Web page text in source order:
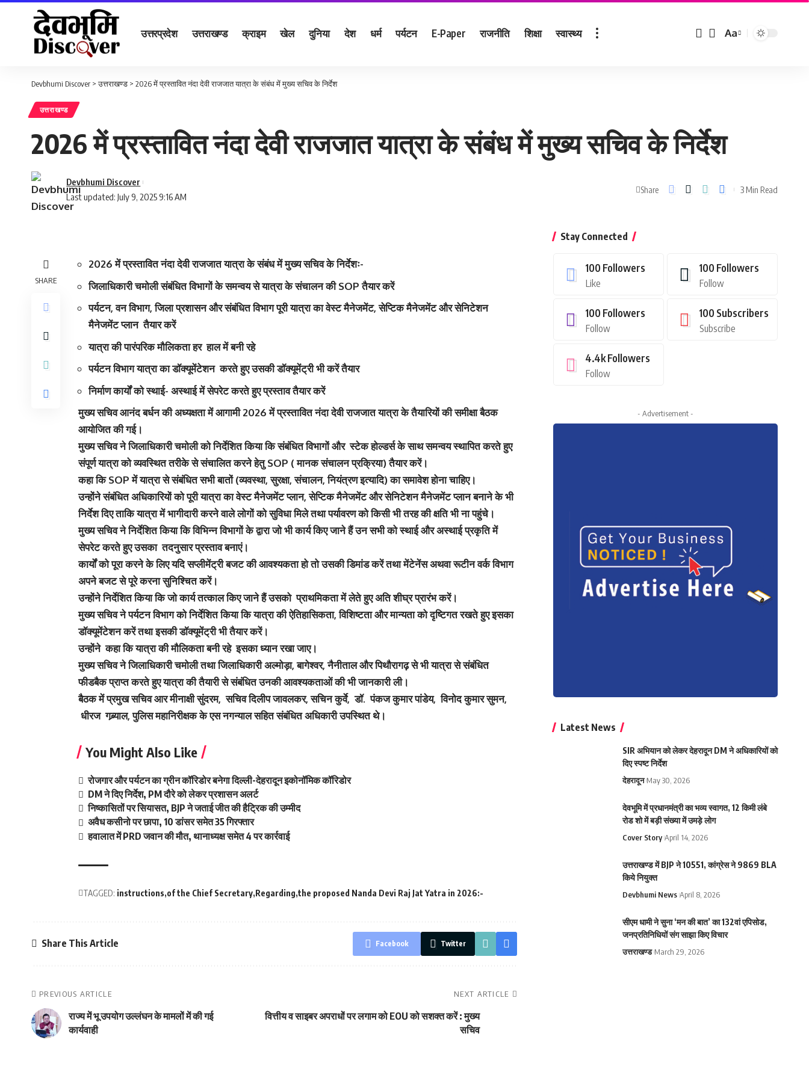
उत्तरप्रदेश उत्तराखण्ड क्राइम खेल दुनिया देश धर्म पर्यटन E-Paper राजनीति शिक्षा स्वास्थ्य
Font
Aa
Devbhumi Discover >उत्तराखण्ड > 2026 में प्रस्तावित नंदा देवी राजजात यात्रा के संबंध में मुख्य सचिव के निर्देश
उत्तराखण्ड
2026 में प्रस्तावित नंदा देवी राजजात यात्रा के संबंध में मुख्य सचिव के निर्देश
Last updated: July 9, 2025 9:16 AM
Devbhumi Discover
Share 3 Min Read
SHARE
2026 में प्रस्तावित नंदा देवी राजजात यात्रा के संबंध में मुख्य सचिव के निर्देशः-
जिलाधिकारी चमोली संबंधित विभागों के समन्वय से यात्रा के संचालन की SOP तैयार करें
पर्यटन, वन विभाग, जिला प्रशासन और संबंधित विभाग पूरी यात्रा का वेस्ट मैनेजमेंट, सेप्टिक मैनेजमेंट और सेनिटेशन
मैनेजमेंट प्लान तैयार करें
यात्रा की पारंपरिक मौलिकता हर हाल में बनी रहे
पर्यटन विभाग यात्रा का डॉक्यूमेंटेशन करते हुए उसकी डॉक्यूमेंट्री भी करें तैयार
निर्माण कार्यों को स्थाई- अस्थाई में सेपरेट करते हुए प्रस्ताव तैयार करें
मुख्य सचिव आनंद बर्धन की अध्यक्षता में आगामी 2026 में प्रस्तावित नंदा देवी राजजात यात्रा के तैयारियों की समीक्षा बैठक
आयोजित की गई।
मुख्य सचिव ने जिलाधिकारी चमोली को निर्देशित किया कि संबंधित विभागों और स्टेक होल्डर्स के साथ समन्वय स्थापित करते हुए
संपूर्ण यात्रा को व्यवस्थित तरीके से संचालित करने हेतु SOP ( मानक संचालन प्रक्रिया) तैयार करें।
कहा कि SOP में यात्रा से संबंधित सभी बातों (व्यवस्था, सुरक्षा, संचालन, नियंत्रण इत्यादि) का समावेश होना चाहिए।
उन्होंने संबंधित अधिकारियों को पूरी यात्रा का वेस्ट मैनेजमेंट प्लान, सेप्टिक मैनेजमेंट और सेनिटेशन मैनेजमेंट प्लान बनाने के भी
निर्देश दिए ताकि यात्रा में भागीदारी करने वाले लोगों को सुविधा मिले तथा पर्यावरण को किसी भी तरह की क्षति भी ना पहुंचे।
मुख्य सचिव ने निर्देशित किया कि विभिन्न विभागों के द्वारा जो भी कार्य किए जाने हैं उन सभी को स्थाई और अस्थाई प्रकृति में
सेपरेट करते हुए उसका तदनुसार प्रस्ताव बनाएं।
कार्यों को पूरा करने के लिए यदि सप्लीमेंट्री बजट की आवश्यकता हो तो उसकी डिमांड करें तथा मेंटेनेंस अथवा रूटीन वर्क विभाग
अपने बजट से पूरे करना सुनिश्चित करें।
उन्होंने निर्देशित किया कि जो कार्य तत्काल किए जाने हैं उसको प्राथमिकता में लेते हुए अति शीघ्र प्रारंभ करें।
मुख्य सचिव ने पर्यटन विभाग को निर्देशित किया कि यात्रा की ऐतिहासिकता, विशिष्टता और मान्यता को दृष्टिगत रखते हुए इसका
डॉक्यूमेंटेशन करें तथा इसकी डॉक्यूमेंट्री भी तैयार करें।
उन्होंने कहा कि यात्रा की मौलिकता बनी रहे इसका ध्यान रखा जाए।
मुख्य सचिव ने जिलाधिकारी चमोली तथा जिलाधिकारी अल्मोड़ा, बागेश्वर, नैनीताल और पिथौरागढ़ से भी यात्रा से संबंधित
फीडबैक प्राप्त करते हुए यात्रा की तैयारी से संबंधित उनकी आवश्यकताओं की भी जानकारी ली।
बैठक में प्रमुख सचिव आर मीनाक्षी सुंदरम, सचिव दिलीप जावलकर, सचिन कुर्वे, डॉ. पंकज कुमार पांडेय, विनोद कुमार सुमन,
धीरज गब्र्याल, पुलिस महानिरीक्षक के एस नगन्याल सहित संबंधित अधिकारी उपस्थित थे।
You Might Also Like
रोजगार और पर्यटन का ग्रीन कॉरिडोर बनेगा दिल्ली-देहरादून इकोनॉमिक कॉरिडोर
DM ने दिए निर्देश, PM दौरे को लेकर प्रशासन अलर्ट
निष्कासितों पर सियासत, BJP ने जताई जीत की हैट्रिक की उम्मीद
अवैध कसीनो पर छापा, 10 डांसर समेत 35 गिरफ्तार
हवालात में PRD जवान की मौत, थानाध्यक्ष समेत 4 पर कार्रवाई
TAGGED: instructions of the Chief Secretary Regarding the proposed Nanda Devi Raj Jat Yatra in 2026:-
Share This Article Facebook Twitter
PREVIOUS ARTICLE
राज्य में भू उपयोग उल्लंघन के मामलों में की गई
कार्यवाही
NEXT ARTICLE
वित्तीय व साइबर अपराधों पर लगाम को EOU को सशक्त करें : मुख्य
सचिव
Stay Connected
100 Followers
Like
100 Followers
Follow
100 Followers
Follow
100 Subscribers
Subscribe
4.4kFollowers
Follow
- Advertisement -
Latest News
SIR अभियान को लेकर देहरादून DM ने अधिकारियों को
दिए स्पष्ट निर्देश
देहरादून May 30, 2026
देवभूमि में प्रधानमंत्री का भव्य स्वागत, 12 किमी लंबे
रोड शो में बड़ी संख्या में उमड़े लोग
Cover Story April 14, 2026
उत्तराखण्ड में BJP ने 10551, कांग्रेस ने 9869 BLA
किये नियुक्त
Devbhumi News April 8, 2026
सीएम धामी ने सुना ‘मन की बात’ का 132वां एपिसोड,
जनप्रतिनिधियों संग साझा किए विचार
उत्तराखण्ड March 29, 2026